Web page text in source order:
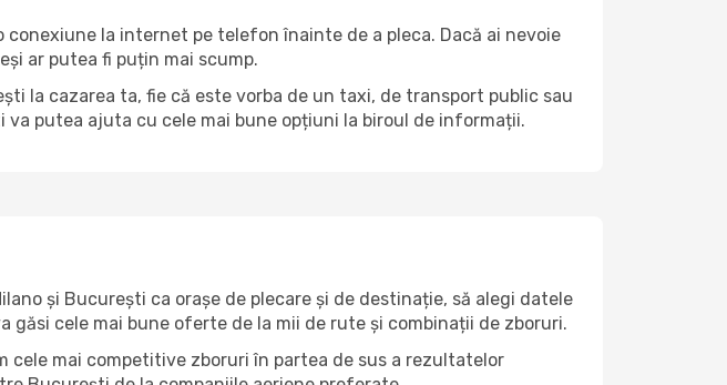
la internet pe telefon înainte de a pleca. Dacă ai nevoie
ar putea fi puțin mai scump.
la cazarea ta, fie că este vorba de un taxi, de transport public sau
putea ajuta cu cele mai bune opțiuni la biroul de informații.
și București ca orașe de plecare și de destinație, să alegi datele
cele mai bune oferte de la mii de rute și combinații de zboruri.
cele mai competitive zboruri în partea de sus a rezultatelor